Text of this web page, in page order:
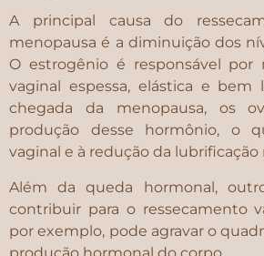
A principal causa do
menopausa é a diminuição dos
O estrogênio é responsável por
vaginal espessa, elástica e bem
chegada da menopausa, os
produção desse hormônio, o
vaginal e à redução da lubrificação
Além da queda hormonal,
contribuir para o ressecamento
por exemplo, pode agravar o